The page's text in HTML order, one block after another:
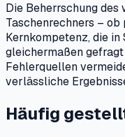
Die Beherrschung
Taschenrechners –
Kernkompetenz, die
gleichermaßen
Fehlerquellen
verlässliche
Häufig